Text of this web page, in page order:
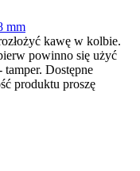
mm
kawę w kolbie.
powinno się użyć
Dostępne
produktu proszę